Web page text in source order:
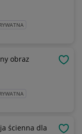
Jesienny las haft ręczny obraz
ścienna dla